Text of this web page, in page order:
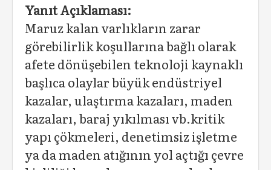
Yanıt Açıklaması:
Maruz kalan varlıkların zarar
görebilirlik koşullarına bağlı olarak
afete dönüşebilen teknoloji kaynaklı
başlıca olaylar büyük endüstriyel
kazalar, ulaştırma kazaları, maden
kazaları, baraj yıkılması vb.kritik
yapı çökmeleri, denetimsiz işletme
ya da maden atığının yol açtığı çevre